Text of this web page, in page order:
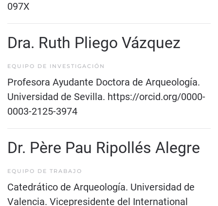
097X
Dra. Ruth Pliego Vázquez
EQUIPO DE INVESTIGACIÓN
Profesora Ayudante Doctora de Arqueología.
Universidad de Sevilla. https://orcid.org/0000-
0003-2125-3974
Dr. Père Pau Ripollés Alegre
EQUIPO DE TRABAJO
Catedrático de Arqueología. Universidad de
Valencia. Vicepresidente del International